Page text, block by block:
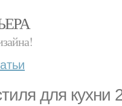
для кухни